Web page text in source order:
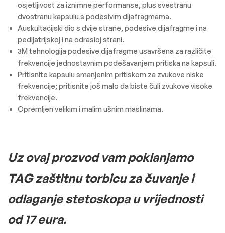
osjetljivost za iznimne performanse, plus svestranu
dvostranu kapsulu s podesivim dijafragmama.
Auskultacijski dio s dvije strane, podesive dijafragme i na
pedijatrijskoj i na odrasloj strani.
3M tehnologija podesive dijafragme usavršena za različite
frekvencije jednostavnim podešavanjem pritiska na kapsuli.
Pritisnite kapsulu smanjenim pritiskom za zvukove niske
frekvencije; pritisnite još malo da biste čuli zvukove visoke
frekvencije.
Opremljen velikim i malim ušnim maslinama.
Uz ovaj prozvod vam poklanjamo
TAG zaštitnu torbicu za čuvanje i
odlaganje stetoskopa u vrijednosti
od 17 eura.